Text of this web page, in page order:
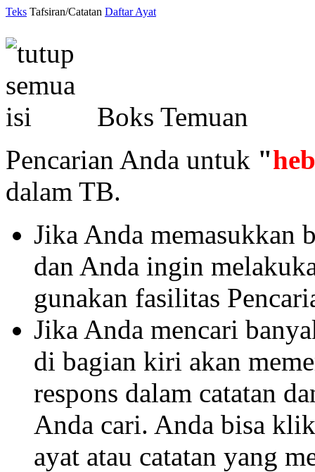
Teks Tafsiran/Catatan Daftar Ayat
Boks Temuan
Pencarian Anda untuk "
dalam TB.
Jika Anda memasukkan
dan Anda ingin
gunakan fasilitas
Jika Anda mencari
di bagian kiri akan
respons dalam catatan
Anda cari. Anda bisa
ayat atau catatan yang